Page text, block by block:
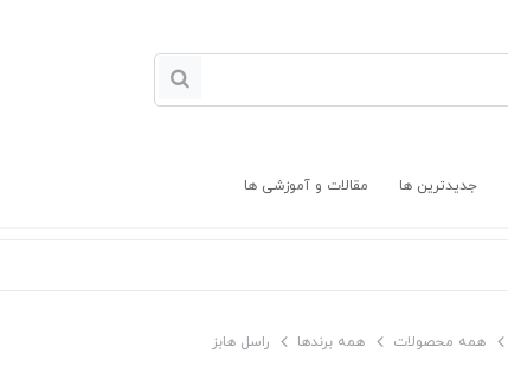
جدیدترین ها مقالات و آموزشی ها
همه محصولات همه برندها راسل هابز